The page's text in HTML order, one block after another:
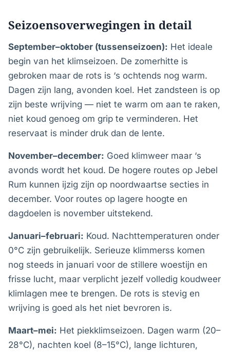
Seizoensoverwegingen in detail
September–oktober (tussenseizoen): Het ideale
begin van het klimseizoen. De zomerhitte is
gebroken maar de rots is ‘s ochtends nog warm.
Dagen zijn lang, avonden koel. Het zandsteen is op
zijn beste wrijving — niet te warm om aan te raken,
niet koud genoeg om grip te verminderen. Het
reservaat is minder druk dan de lente.
November–december: Goed klimweer maar ‘s
avonds wordt het koud. De hogere routes op Jebel
Rum kunnen ijzig zijn op noordwaartse secties in
december. Voor routes op lagere hoogte en
dagdoelen is november uitstekend.
Januari–februari: Koud. Nachttemperaturen onder
0°C zijn gebruikelijk. Serieuze klimmerss komen
nog steeds in januari voor de stillere woestijn en
frisse lucht, maar verplicht jezelf volledig koudweer
klimlagen mee te brengen. De rots is stevig en
wrijving is goed als het niet bevroren is.
Maart–mei: Het piekklimseizoen. Dagen warm (20–
28°C), nachten koel (8–15°C), lange lichturen,